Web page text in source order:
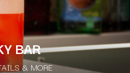
BAR
& MORE